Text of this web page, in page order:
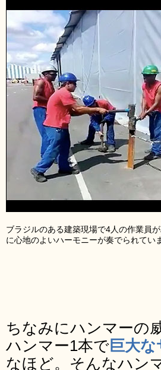
ブラジルのある建築現場で4人の作業員
に心地のよいハーモニーが奏でられてい
ちなみにハンマーの
ハンマー1本で巨大
なほど。そんなハン